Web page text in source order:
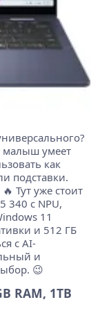
малыш умеет
как
подставки.
Тут уже стоит
340 с NPU,
11
и 512 ГБ
с AI-
и
😉
RAM, 1TB